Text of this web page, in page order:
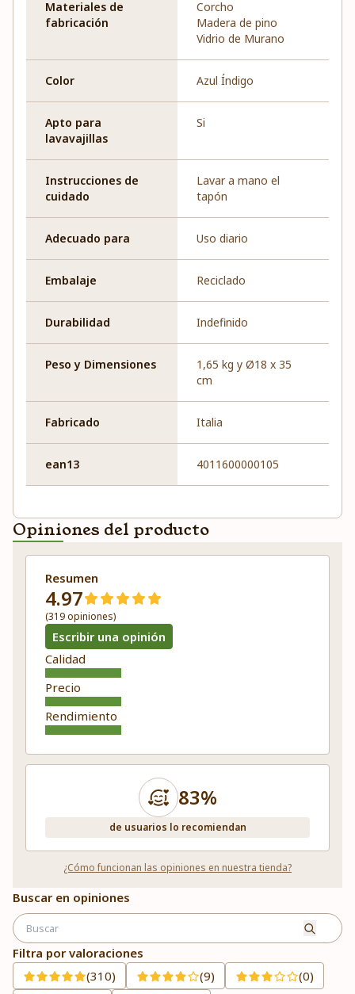
Materiales de
fabricación
Corcho
Madera de pino
Vidrio de Murano
Color Azul Índigo
Apto para
lavavajillas
Si
Instrucciones de
cuidado
Lavar a mano el
tapón
Adecuado para Uso diario
Embalaje Reciclado
Durabilidad Indefinido
Peso y Dimensiones
1,65 kg y Ø18 x 35
cm
Fabricado Italia
ean13 4011600000105
Opiniones del producto
Resumen
4.97
(319 opiniones)
Escribir una opinión
Calidad
Precio
Rendimiento
83%
de usuarios lo recomiendan
¿Cómo funcionan las opiniones en nuestra tienda?
Buscar en opiniones
Filtra por valoraciones
(310)
(9)
(0)